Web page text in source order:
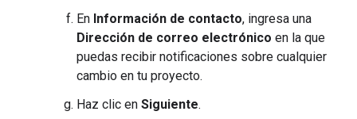
En Información de contacto, ingresa una
Dirección de correo electrónico en la que
puedas recibir notificaciones sobre cualquier
cambio en tu proyecto.
Haz clic en Siguiente.